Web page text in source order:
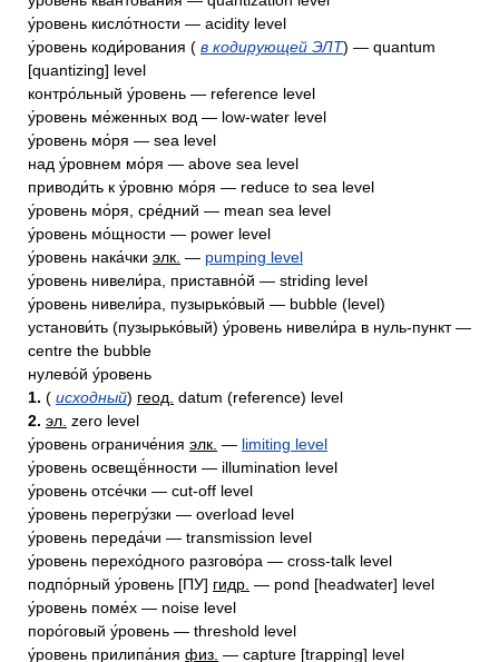
у́ровень кисло́тности — acidity level
у́ровень коди́рования ( в кодирующей ЭЛТ) — quantum
[quantizing] level
контро́льный у́ровень — reference level
у́ровень ме́женных вод — low-water level
у́ровень мо́ря — sea level
над у́ровнем мо́ря — above sea level
приводи́ть к у́ровню мо́ря — reduce to sea level
у́ровень мо́ря, сре́дний — mean sea level
у́ровень мо́щности — power level
у́ровень нака́чки элк. — pumping level
у́ровень нивели́ра, приставно́й — striding level
у́ровень нивели́ра, пузырько́вый — bubble (level)
установи́ть (пузырько́вый) у́ровень нивели́ра в нуль-пункт —
centre the bubble
нулево́й у́ровень
1. ( исходный) геод. datum (reference) level
2. эл. zero level
у́ровень ограниче́ния элк. — limiting level
у́ровень освещё́нности — illumination level
у́ровень отсе́чки — cut-off level
у́ровень перегру́зки — overload level
у́ровень переда́чи — transmission level
у́ровень перехо́дного разгово́ра — cross-talk level
подпо́рный у́ровень [ПУ] гидр. — pond [headwater] level
у́ровень поме́х — noise level
поро́говый у́ровень — threshold level
у́ровень прилипа́ния физ. — capture [trapping] level